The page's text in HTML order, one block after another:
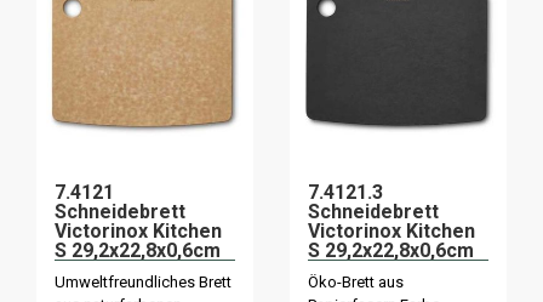
7.4121
Schneidebrett
Victorinox Kitchen
S 29,2x22,8x0,6cm
Umweltfreundliches Brett
7.4121.3
Schneidebrett
Victorinox Kitchen
S 29,2x22,8x0,6cm
Öko-Brett aus